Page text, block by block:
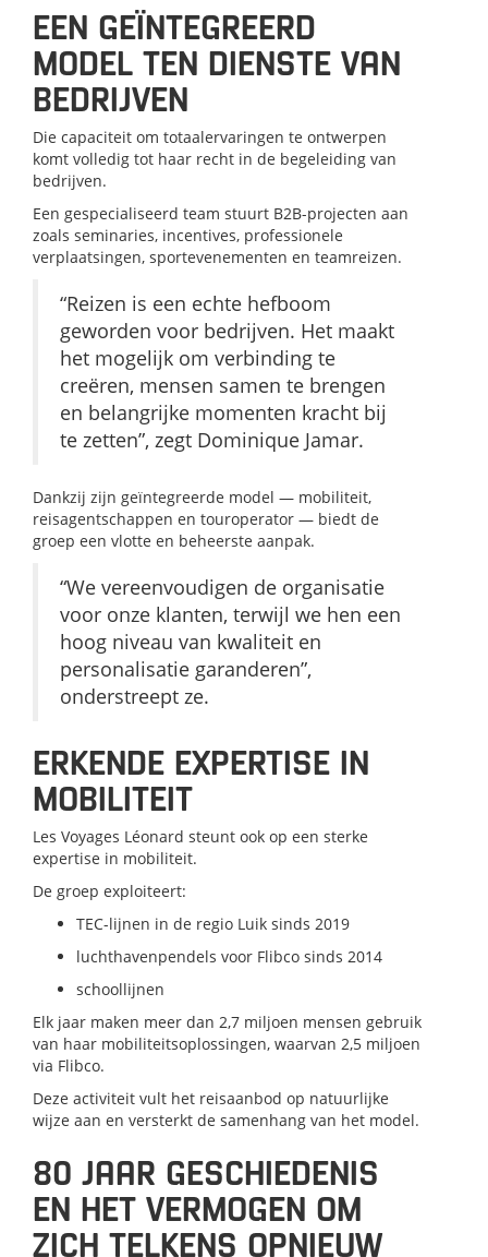
EEN GEÏNTEGREERD
MODEL TEN DIENSTE VAN
BEDRIJVEN
Die capaciteit om totaalervaringen te ontwerpen
komt volledig tot haar recht in de begeleiding van
bedrijven.
Een gespecialiseerd team stuurt B2B-projecten aan
zoals seminaries, incentives, professionele
verplaatsingen, sportevenementen en teamreizen.
“Reizen is een echte hefboom
geworden voor bedrijven. Het maakt
het mogelijk om verbinding te
creëren, mensen samen te brengen
en belangrijke momenten kracht bij
te zetten”, zegt Dominique Jamar.
Dankzij zijn geïntegreerde model — mobiliteit,
reisagentschappen en touroperator — biedt de
groep een vlotte en beheerste aanpak.
“We vereenvoudigen de organisatie
voor onze klanten, terwijl we hen een
hoog niveau van kwaliteit en
personalisatie garanderen”,
onderstreept ze.
ERKENDE EXPERTISE IN
MOBILITEIT
Les Voyages Léonard steunt ook op een sterke
expertise in mobiliteit.
De groep exploiteert:
TEC-lijnen in de regio Luik sinds 2019
luchthavenpendels voor Flibco sinds 2014
schoollijnen
Elk jaar maken meer dan 2,7 miljoen mensen gebruik
van haar mobiliteitsoplossingen, waarvan 2,5 miljoen
via Flibco.
Deze activiteit vult het reisaanbod op natuurlijke
wijze aan en versterkt de samenhang van het model.
80 JAAR GESCHIEDENIS
EN HET VERMOGEN OM
ZICH TELKENS OPNIEUW